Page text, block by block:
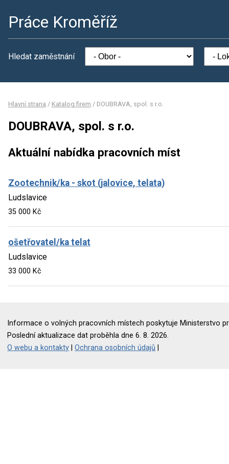
Práce Kroměříž
Hledat zaměstnání
Hlavní strana / Katalog firem / DOUBRAVA, spol. s r.o.
DOUBRAVA, spol. s r.o.
Aktuální nabídka pracovních míst
Zootechnik/ka - skot (jalovice, telata)
Ludslavice
35 000 Kč
ošetřovatel/ka telat
Ludslavice
33 000 Kč
Informace o volných pracovních místech poskytuje Ministerstvo
Poslední aktualizace dat proběhla dne 6. 8. 2026.
O webu a kontakty |Ochrana osobních údajů